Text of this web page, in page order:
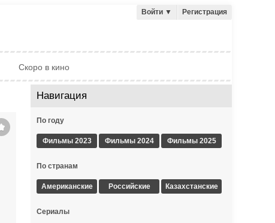
Войти ▼ Регистрация
Скоро в кино
Навигация
По году
Фильмы 2023 Фильмы 2024 Фильмы 2025
По странам
Американские Российские Казахстанские
Сериалы